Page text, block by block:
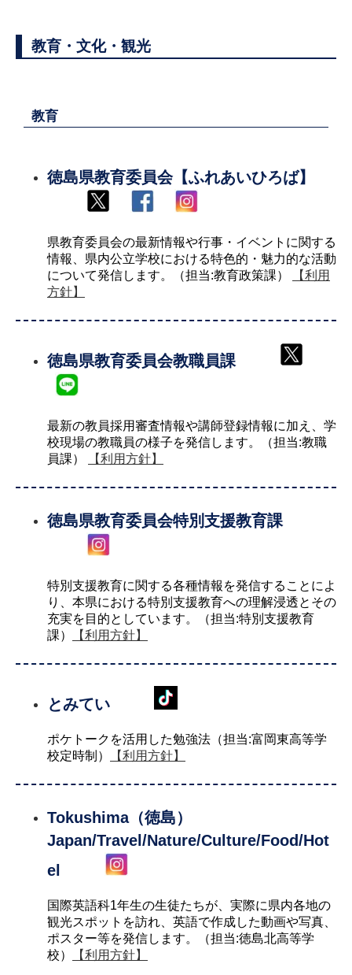
教育・文化・観光
教育
徳島県教育委員会【ふれあいひろば】
県教育委員会の最新情報や行事・イベントに関する
情報、県内公立学校における特色的・魅力的な活動
について発信します。（担当:教育政策課）
【利用
方針】
徳島県教育委員会教職員課
最新の教員採用審査情報や講師登録情報に加え、学
校現場の教職員の様子を発信します。（担当:教職
員課）
【利用方針】
徳島県教育委員会特別支援教育課
特別支援教育に関する各種情報を発信することによ
り、本県における特別支援教育への理解浸透とその
充実を目的としています。（担当:特別支援教育
課）
【利用方針】
とみてい
ポケトークを活用した勉強法（担当:富岡東高等学
校定時制）
【利用方針】
Tokushima（徳島）
Japan/Travel/Nature/Culture/Food/Hot
el
国際英語科1年生の生徒たちが、実際に県内各地の
観光スポットを訪れ、英語で作成した動画や写真、
ポスター等を発信します。（担当:徳島北高等学
校）
【利用方針】